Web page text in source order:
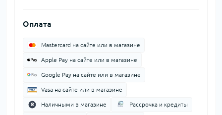
Оплата
Mastercard на сайте или в магазине
Apple Pay на сайте или в магазине
Google Pay на сайте или в магазине
Vasa на сайте или в магазине
Наличными в магазине Рассрочка и кредиты